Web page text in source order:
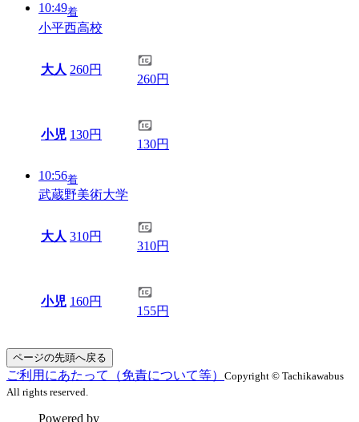
10:49着
小平西高校
大人 260円
260円
小児 130円
130円
10:56着
武蔵野美術大学
大人 310円
310円
小児 160円
155円
ページの先頭へ戻る
ご利用にあたって（免責について等） Copyright © Tachikawabus
All rights reserved.
Powered by